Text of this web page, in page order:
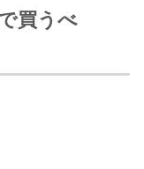
買うべ